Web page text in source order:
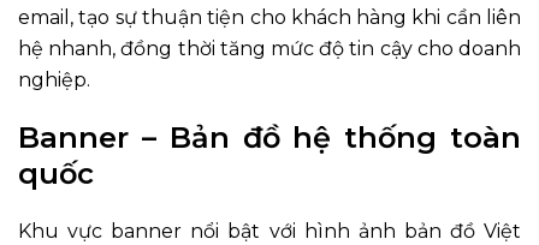
email, tạo sự thuận tiện cho khách hàng khi cần liên
hệ nhanh, đồng thời tăng mức độ tin cậy cho doanh
nghiệp.
Banner – Bản đồ hệ thống toàn
quốc
Khu vực banner nổi bật với hình ảnh bản đồ Việt